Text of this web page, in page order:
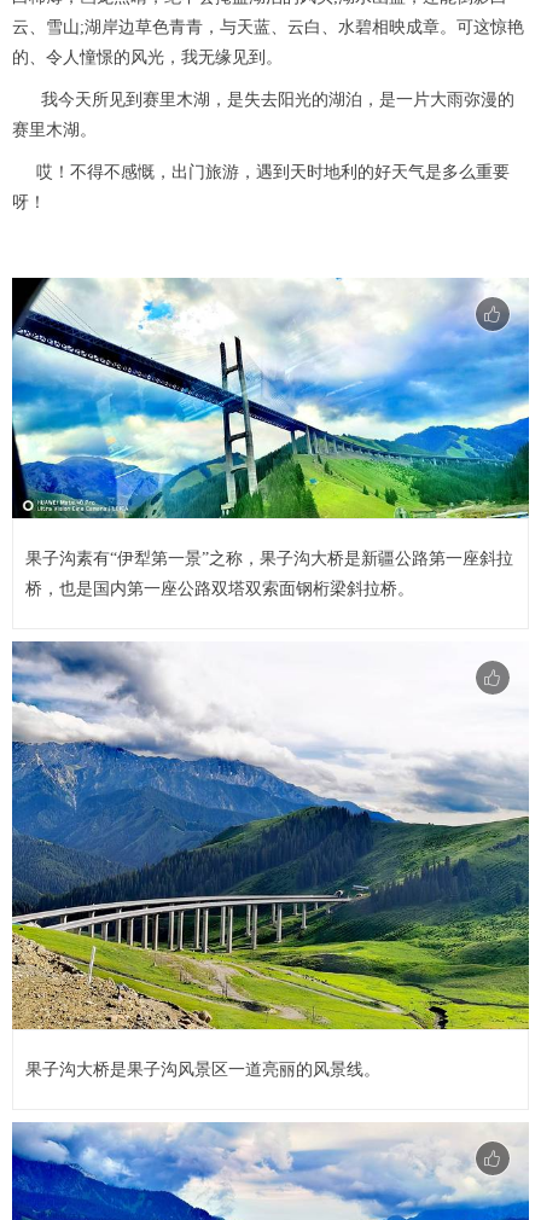
云、雪山;湖岸边草色青青，与天蓝、云白、水碧相映成章。可这惊艳
的、令人憧憬的风光，我无缘见到。
我今天所见到赛里木湖，是失去阳光的湖泊，是一片大雨弥漫的
赛里木湖。
哎！不得不感慨，出门旅游，遇到天时地利的好天气是多么重要
呀！
果子沟素有“伊犁第一景”之称，果子沟大桥是新疆公路第一座斜拉
桥，也是国内第一座公路双塔双索面钢桁梁斜拉桥。
果子沟大桥是果子沟风景区一道亮丽的风景线。